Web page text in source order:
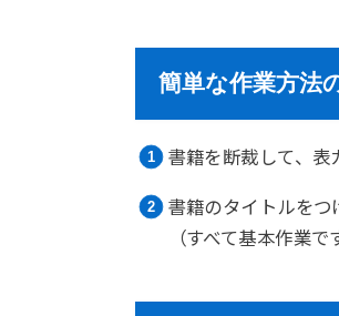
簡単な作業方法
書籍を断裁して、表
書籍のタイトルをつ
（すべて基本作業で